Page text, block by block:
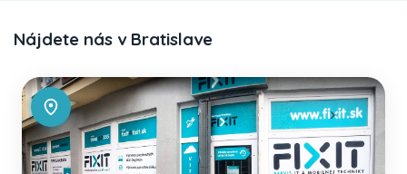
Nájdete nás v Bratislave